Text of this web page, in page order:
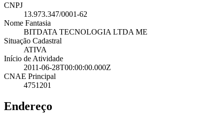
CNPJ
13.973.347/0001-62
Nome Fantasia
BITDATA TECNOLOGIA LTDA ME
Situação Cadastral
ATIVA
Início de Atividade
2011-06-28T00:00:00.000Z
CNAE Principal
4751201
Endereço